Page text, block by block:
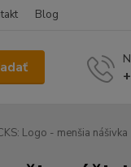
Blog
Logo - menšia nášivka